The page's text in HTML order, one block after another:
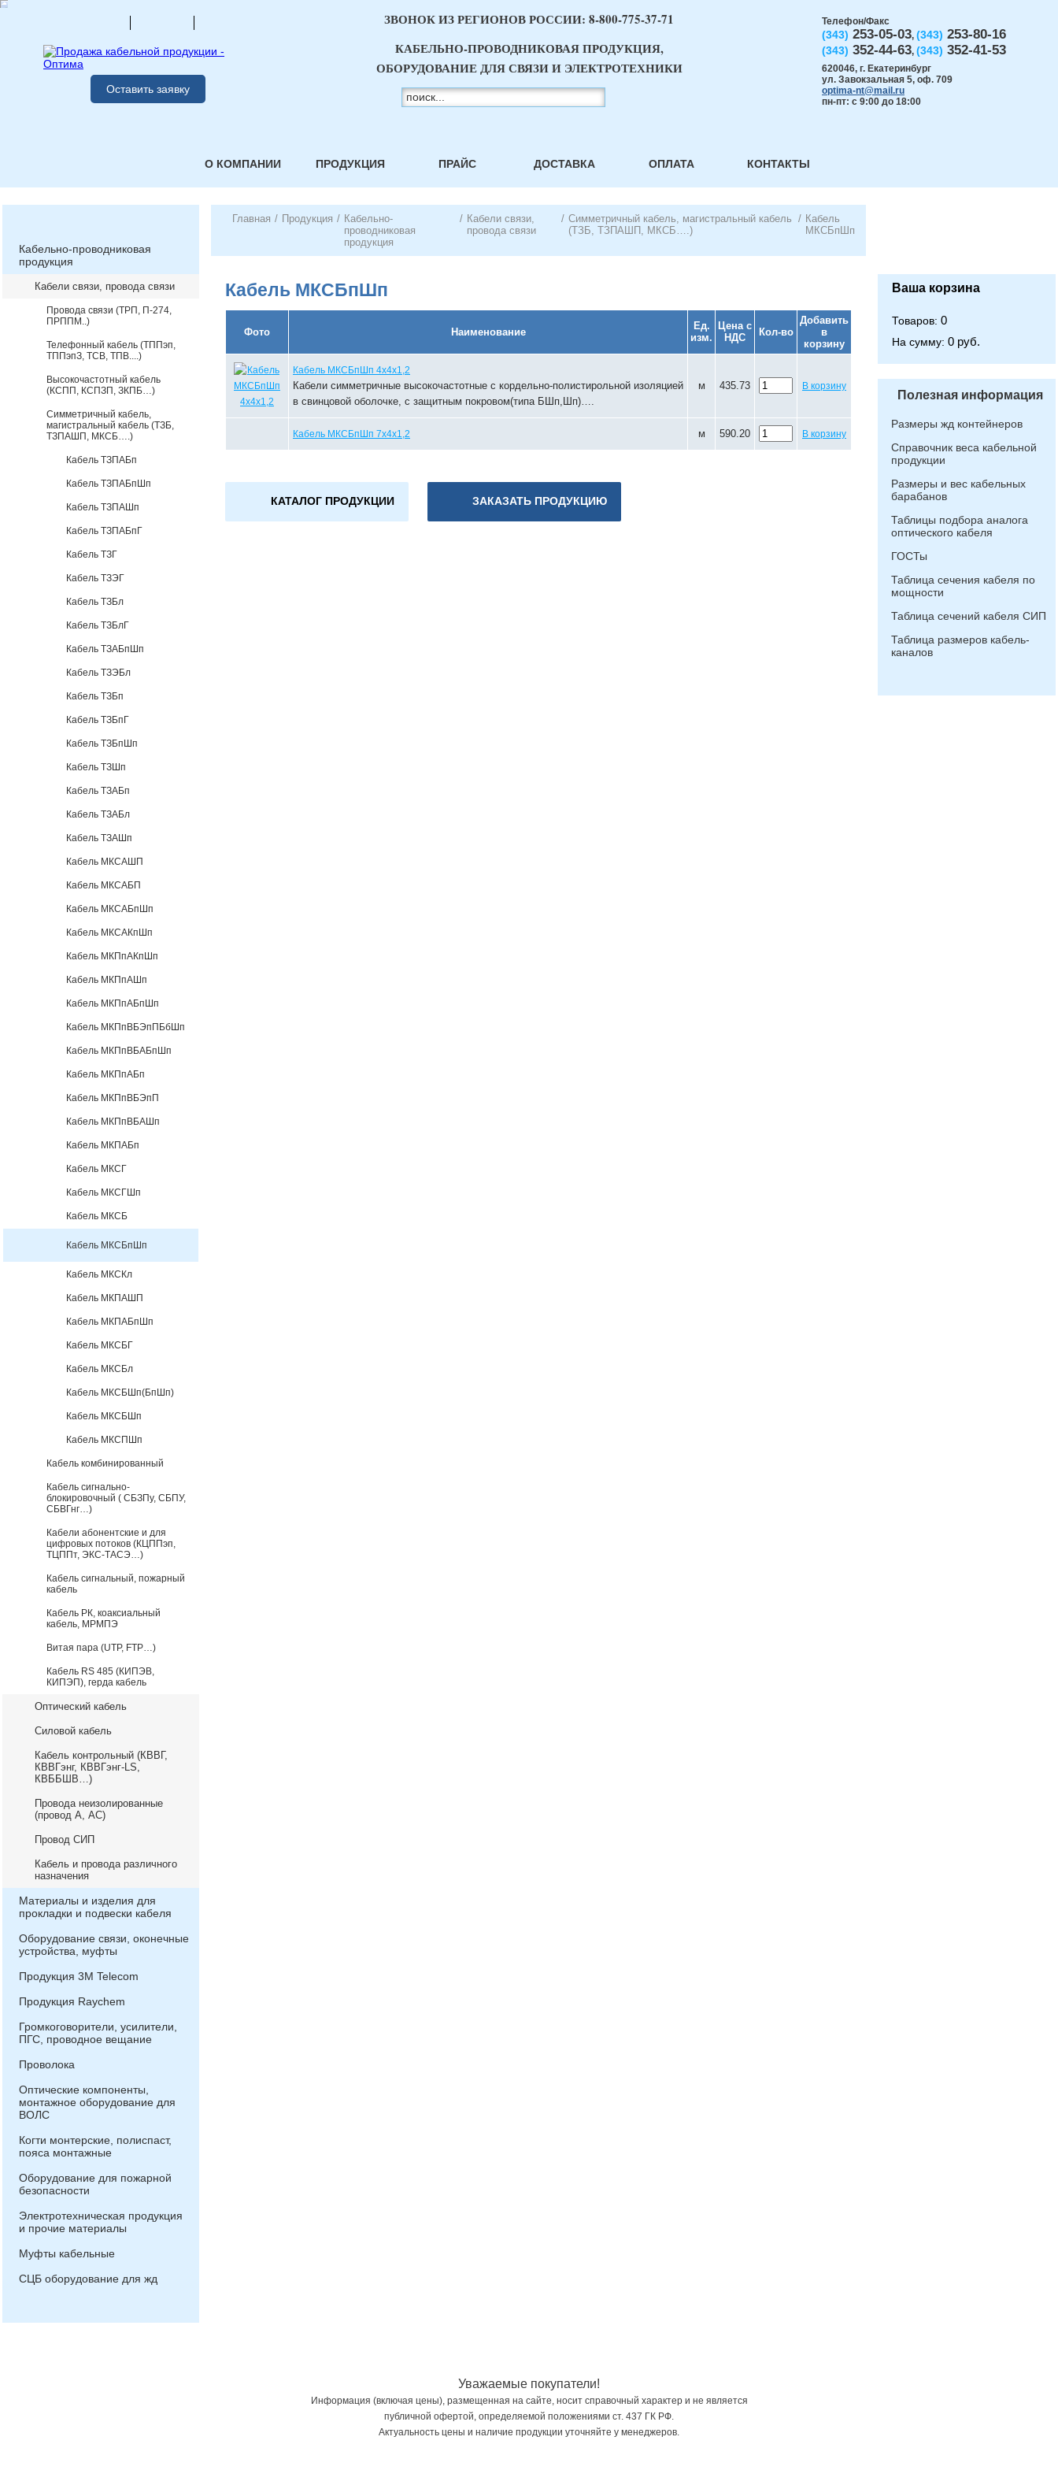
Оставить заявку
Телефон/Факс
(343) 253-05-03, (343) 253-80-16
(343) 352-44-63, (343) 352-41-53
620046, г. Екатеринбург
ул. Завокзальная 5, оф. 709
optima-nt@mail.ru
пн-пт: с 9:00 до 18:00
ЗВОНОК ИЗ РЕГИОНОВ РОССИИ: 8-800-775-37-71
КАБЕЛЬНО-ПРОВОДНИКОВАЯ ПРОДУКЦИЯ,
ОБОРУДОВАНИЕ ДЛЯ СВЯЗИ И ЭЛЕКТРОТЕХНИКИ
О КОМПАНИИ ПРОДУКЦИЯ ПРАЙС ДОСТАВКА ОПЛАТА КОНТАКТЫ
Кабельно-проводниковая
продукция
Кабели связи, провода связи
Провода связи (ТРП, П-274,
ПРППМ..)
Телефонный кабель (ТППэп,
ТППэпЗ, ТСВ, ТПВ....)
Высокочастотный кабель
(КСПП, КСПЗП, ЗКПБ…)
Симметричный кабель,
магистральный кабель (ТЗБ,
ТЗПАШП, МКСБ….)
Кабель ТЗПАБп
Кабель ТЗПАБпШп
Кабель ТЗПАШп
Кабель ТЗПАБпГ
Кабель ТЗГ
Кабель ТЗЭГ
Кабель ТЗБл
Кабель ТЗБлГ
Кабель ТЗАБпШп
Кабель ТЗЭБл
Кабель ТЗБп
Кабель ТЗБпГ
Кабель ТЗБпШп
Кабель ТЗШп
Кабель ТЗАБп
Кабель ТЗАБл
Кабель ТЗАШп
Кабель МКСАШП
Кабель МКСАБП
Кабель МКСАБпШп
Кабель МКСАКпШп
Кабель МКПпАКпШп
Кабель МКПпАШп
Кабель МКПпАБпШп
Кабель МКПпВБЭпПБбШп
Кабель МКПпВБАБпШп
Кабель МКПпАБп
Кабель МКПпВБЭпП
Кабель МКПпВБАШп
Кабель МКПАБп
Кабель МКСГ
Кабель МКСГШп
Кабель МКСБ
Кабель МКСБпШп
Кабель МКСКл
Кабель МКПАШП
Кабель МКПАБпШп
Кабель МКСБГ
Кабель МКСБл
Кабель МКСБШп(БпШп)
Кабель МКСБШп
Кабель МКСПШп
Кабель комбинированный
Кабель сигнально-
блокировочный ( СБЗПу, СБПУ,
СБВГнг…)
Кабели абонентские и для
цифровых потоков (КЦППэп,
ТЦППт, ЭКС-ТАСЭ…)
Кабель сигнальный, пожарный
кабель
Кабель РК, коаксиальный
кабель, МРМПЭ
Витая пара (UTP, FTP…)
Кабель RS 485 (КИПЭВ,
КИПЭП), герда кабель
Оптический кабель
Силовой кабель
Кабель контрольный (КВВГ,
КВВГэнг, КВВГэнг-LS,
КВББШВ…)
Провода неизолированные
(провод А, АС)
Провод СИП
Кабель и провода различного
назначения
Материалы и изделия для
прокладки и подвески кабеля
Оборудование связи, оконечные
устройства, муфты
Продукция 3М Telecom
Продукция Raychem
Громкоговорители, усилители,
ПГС, проводное вещание
Проволока
Оптические компоненты,
монтажное оборудование для
ВОЛС
Когти монтерские, полиспаст,
пояса монтажные
Оборудование для пожарной
безопасности
Электротехническая продукция
и прочие материалы
Муфты кабельные
СЦБ оборудование для жд
Главная / Продукция / Кабельно-
проводниковая
продукция
/ Кабели связи,
провода связи
/ Симметричный кабель, магистральный кабель
(ТЗБ, ТЗПАШП, МКСБ….)
/ Кабель
МКСБпШп
Кабель МКСБпШп
Фото Наименование
Ед.
изм.
Цена с
НДС
Кол-во
Добавить
в
корзину
Кабель МКСБпШп 4х4х1,2
Кабели симметричные высокочастотные с кордельно-полистирольной изоляцией
в свинцовой оболочке, с защитным покровом(типа БШп,Шп)….
м 435.73 В корзину
Кабель МКСБпШп 7х4х1,2 м 590.20 В корзину
КАТАЛОГ ПРОДУКЦИИ ЗАКАЗАТЬ ПРОДУКЦИЮ
Ваша корзина
Товаров: 0
На сумму: 0 руб.
Полезная информация
Размеры жд контейнеров
Справочник веса кабельной
продукции
Размеры и вес кабельных
барабанов
Таблицы подбора аналога
оптического кабеля
ГОСТы
Таблица сечения кабеля по
мощности
Таблица сечений кабеля СИП
Таблица размеров кабель-
каналов
Уважаемые покупатели!
Информация (включая цены), размещенная на сайте, носит справочный характер и не является
публичной офертой, определяемой положениями ст. 437 ГК РФ.
Актуальность цены и наличие продукции уточняйте у менеджеров.